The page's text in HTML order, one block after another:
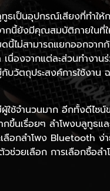
ธเป็นอุปกรณ์เสียงที่ทำใ
นี้ยังมีคุณสมบัติภายในที่ใ
ไม่สามารถแยกออกจาก
องจากแต่ละส่วนทำงา
กับวัตถุประสงค์การใช้ง
ช้จำนวนมาก อีกทั้งดีไซ
ขึ้นเรื่อยๆ ลำโพงบลูทูธ
ลือกลำโพง Bluetooth
ช่วยเลือก การเลือกซื้